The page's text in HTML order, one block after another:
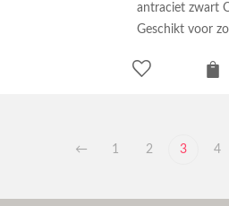
antraciet zwart
Geschikt voor
← 1 2 3 4